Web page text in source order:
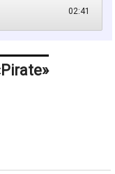
02:41
Pirate